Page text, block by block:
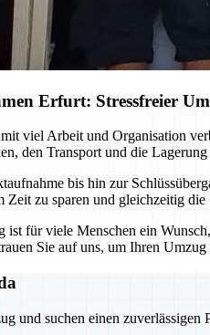
Erfurt: Stressfreier
viel Arbeit und Organisation
den Transport und die
bis hin zur
Zeit zu sparen und gleichzeitig
ist für viele Menschen ein
Sie auf uns, um Ihren
und suchen einen